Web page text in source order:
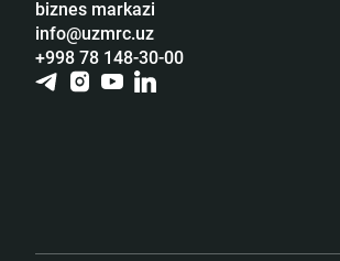
biznes markazi
info@uzmrc.uz
+998 78 148-30-00